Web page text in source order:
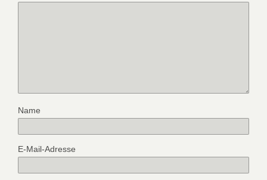
Name
E-Mail-Adresse